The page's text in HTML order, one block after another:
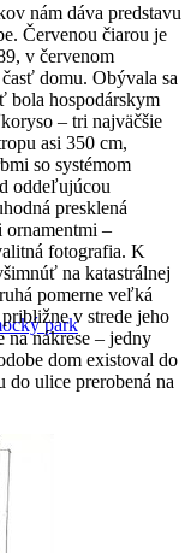
park
nám dáva predstavu
Červenou čiarou je
v červenom
domu. Obývala sa
bola hospodárskym
– tri najväčšie
asi 350 cm,
so systémom
oddeľujúcou
presklená
ornamentmi –
fotografia. K
na katastrálnej
pomerne veľká
v strede jeho
na nákrese – jedny
dom existoval do
do ulice prerobená na